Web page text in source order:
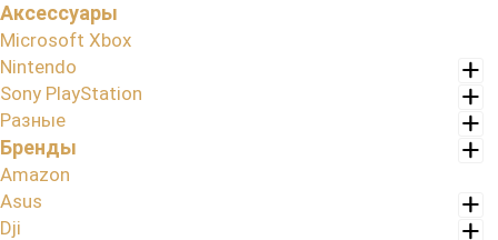
Аксессуары
Microsoft Xbox
Nintendo
Sony PlayStation
Разные
Бренды
Amazon
Asus
Dji